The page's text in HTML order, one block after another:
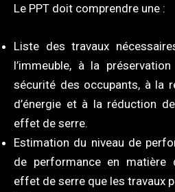
Le PPT doit comprendre une :
Liste des travaux
l’immeuble, à la
sécurité des occupants, à la
d’énergie et à la réduction
effet de serre.
Estimation du niveau de
de performance en matière
effet de serre que les travaux